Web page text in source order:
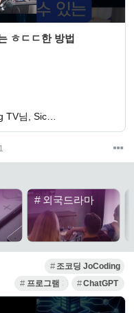
ㅎㄷㄷ한 방법
TV님, Sic…
# 외국드라마
조코딩 JoCoding
프로그램 개발 ChatGPT